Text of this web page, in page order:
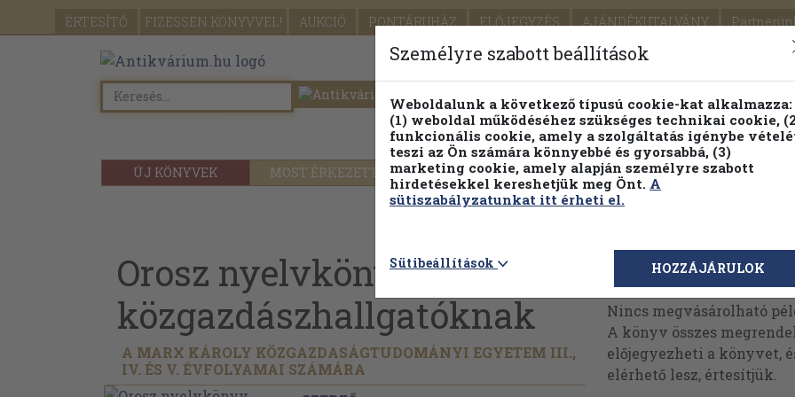
ÉRTESÍTŐ FIZESSEN KÖNYVVEL! AUKCIÓ PONTÁRUHÁZ ELŐJEGYZÉS AJÁNDÉKUTALVÁNY
SEGÍTSÉG
ÚJ KÖNYVEK MOST ÉRKEZETT PILLANATNYI ÁRAINK FENNTARTHATÓ
Részletes kereső Témaköri fa
Orosz nyelvkönyv
közgazdászhallgatóknak
A MARX KÁROLY KÖZGAZDASÁGTUDOMÁNYI EGYETEM III.,
IV. ÉS V. ÉVFOLYAMAI SZÁMÁRA
Megvásárolható
Nincs megvásárolható
A könyv összes
előjegyezheti a könyvet,
elérhető lesz, értesítjük.
Személyre szabott beállítások
Weboldalunk a következő típusú cookie-kat alkalmazza:
(1) weboldal működéséhez szükséges technikai cookie,
funkcionális cookie, amely a szolgáltatás igénybe
teszi az Ön számára könnyebbé és gyorsabbá, (3)
marketing cookie, amely alapján személyre szabott
hirdetésekkel kereshetjük meg Önt. A
sütiszabályzatunkat itt érheti el.
Sütibeállítások HOZZÁJÁRULOK